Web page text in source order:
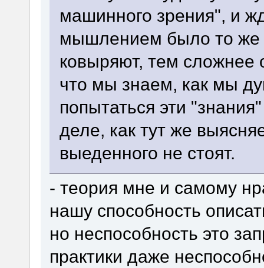
машинного зрения", и
мышлением было то же
ковыряют, тем
что мы знаем, как мы
попытаться эти
деле, как тут же
выеденного не стоят.
- теория мне и самому
нашу способность
но неспособность это
практики даже